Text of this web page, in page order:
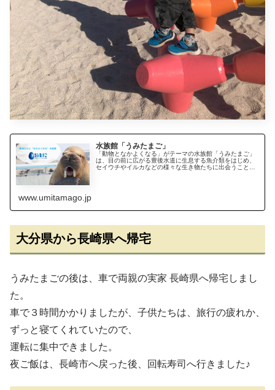
水族館「うみたまご」
「動物となかよくなる」がテーマの水族館「うみたまご」
は、目の前に広がる豊後水道に生息する魚介類をはじめ、
セイウチやイルカなどの様々な生き物たちに出会うことが
www.umitamago.jp
大分県から長崎県へ帰宅
うみたまごの後は、車で両親の実家 長崎県へ帰宅しまし
た。
車で３時間かかりましたが、子供たちは、旅行の疲れか、
ずっと寝てくれていたので、
運転に集中できました。
夜ご飯は、長崎市へ戻った後、回転寿司へ行きました♪